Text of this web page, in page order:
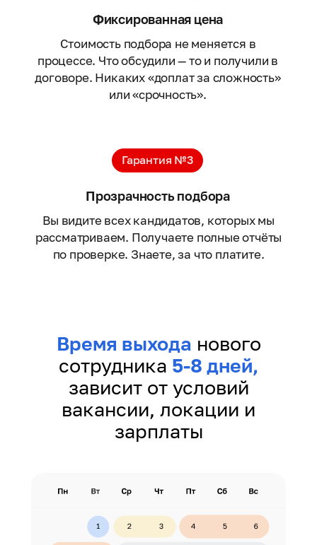
Гарантия №3
Прозрачность подбора
Вы видите всех кандидатов, которых мы
рассматриваем. Получаете полные отчёты
по проверке. Знаете, за что платите.
Фиксированная цена
Стоимость подбора не меняется в
процессе. Что обсудили — то и получили в
договоре. Никаких «доплат за сложность»
или «срочность».
Время выхода нового
сотрудника 5-8 дней,
зависит от условий
вакансии, локации и
зарплаты